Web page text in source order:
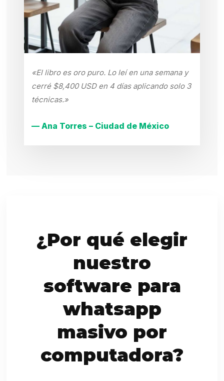
«El libro es oro puro. Lo leí en una semana y
cerré $8,400 USD en 4 días aplicando solo 3
técnicas.»
— Ana Torres – Ciudad de México
¿Por qué elegir
nuestro
software para
whatsapp
masivo por
computadora?